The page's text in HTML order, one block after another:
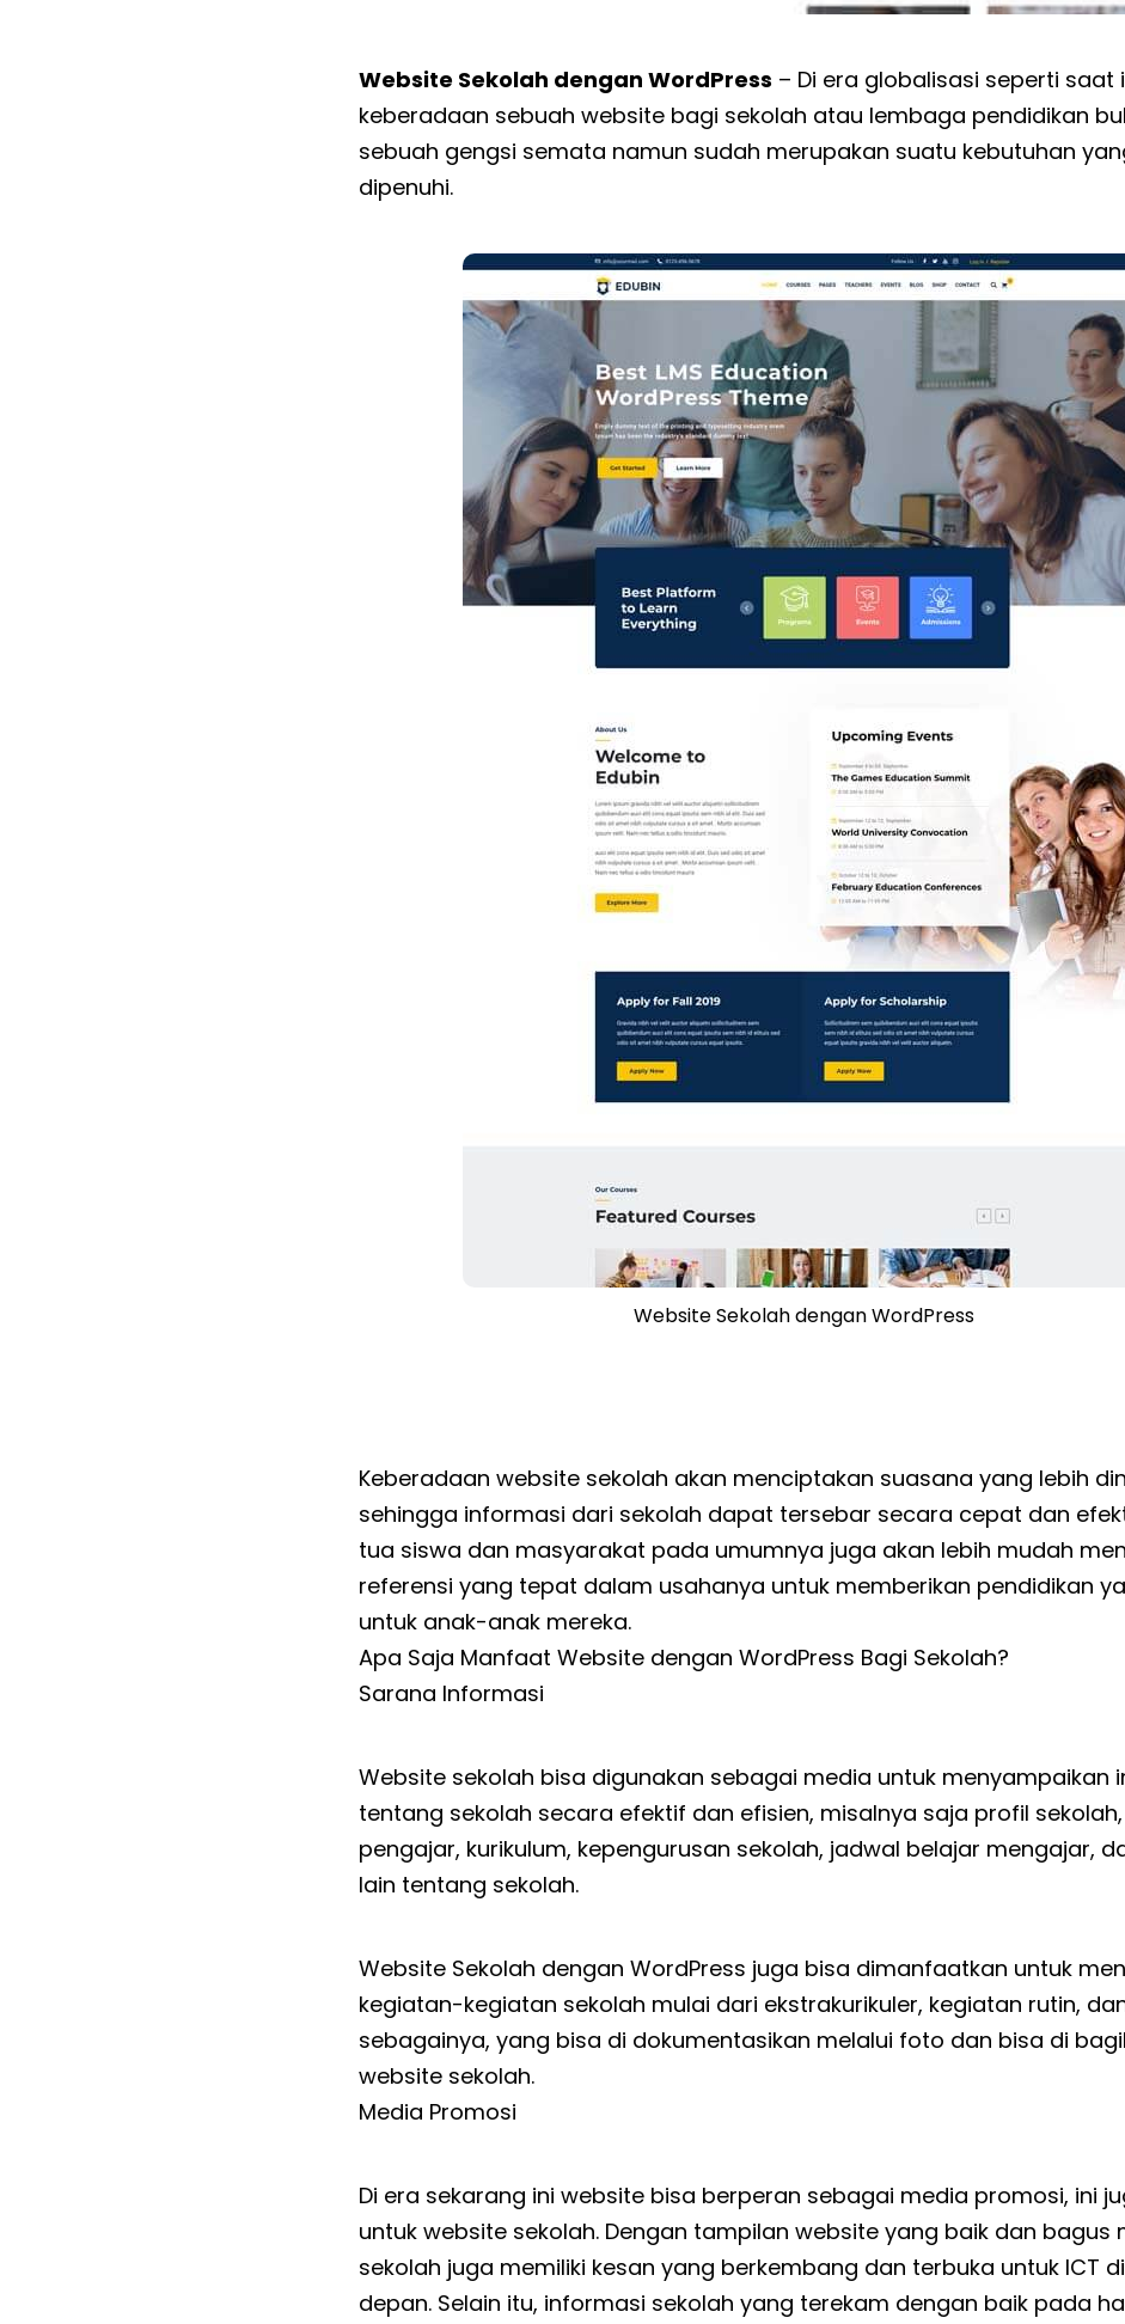
Website Sekolah dengan WordPress – Di era globalisasi seperti saat
keberadaan sebuah website bagi sekolah atau lembaga pendidikan
sebuah gengsi semata namun sudah merupakan suatu kebutuhan
dipenuhi.
Website Sekolah dengan WordPress
Keberadaan website sekolah akan menciptakan suasana yang lebih
sehingga informasi dari sekolah dapat tersebar secara cepat dan
tua siswa dan masyarakat pada umumnya juga akan lebih mudah
referensi yang tepat dalam usahanya untuk memberikan pendidikan
untuk anak-anak mereka.
Apa Saja Manfaat Website dengan WordPress Bagi Sekolah?
Sarana Informasi
Website sekolah bisa digunakan sebagai media untuk menyampaikan
tentang sekolah secara efektif dan efisien, misalnya saja profil
pengajar, kurikulum, kepengurusan sekolah, jadwal belajar mengajar,
lain tentang sekolah.
Website Sekolah dengan WordPress juga bisa dimanfaatkan untuk
kegiatan-kegiatan sekolah mulai dari ekstrakurikuler, kegiatan rutin,
sebagainya, yang bisa di dokumentasikan melalui foto dan bisa di
website sekolah.
Media Promosi
Di era sekarang ini website bisa berperan sebagai media promosi, ini
untuk website sekolah. Dengan tampilan website yang baik dan bagus
sekolah juga memiliki kesan yang berkembang dan terbuka untuk ICT
depan. Selain itu, informasi sekolah yang terekam dengan baik pada